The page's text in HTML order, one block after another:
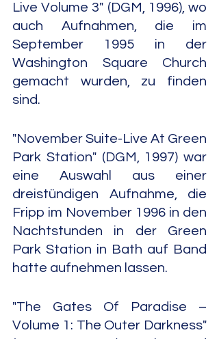
Live Volume 3" (DGM, 1996), wo
auch Aufnahmen, die im
September 1995 in der
Washington Square Church
gemacht wurden, zu finden
sind.
"November Suite-Live At Green
Park Station" (DGM, 1997) war
eine Auswahl aus einer
dreistündigen Aufnahme, die
Fripp im November 1996 in den
Nachtstunden in der Green
Park Station in Bath auf Band
hatte aufnehmen lassen.
"The Gates Of Paradise –
Volume 1: The Outer Darkness"